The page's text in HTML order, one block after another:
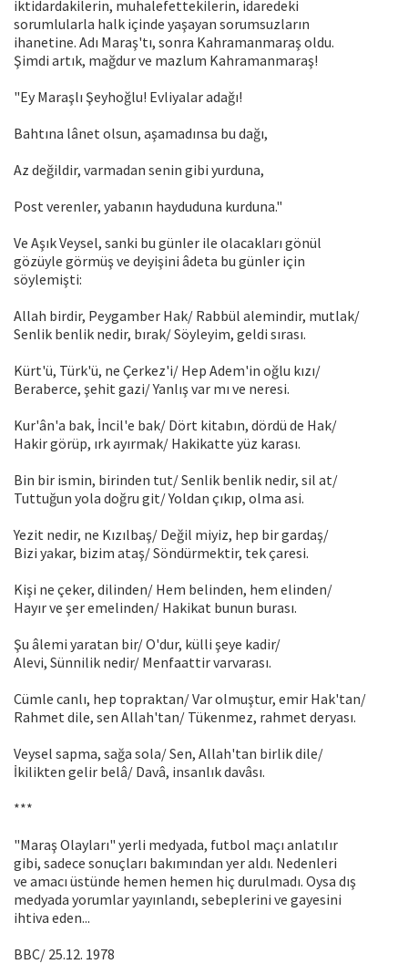
iktidardakilerin, muhalefettekilerin, idaredeki
sorumlularla halk içinde yaşayan sorumsuzların
ihanetine. Adı Maraş'tı, sonra Kahramanmaraş oldu.
Şimdi artık, mağdur ve mazlum Kahramanmaraş!
"Ey Maraşlı Şeyhoğlu! Evliyalar adağı!
Bahtına lânet olsun, aşamadınsa bu dağı,
Az değildir, varmadan senin gibi yurduna,
Post verenler, yabanın hayduduna kurduna."
Ve Aşık Veysel, sanki bu günler ile olacakları gönül
gözüyle görmüş ve deyişini âdeta bu günler için
söylemişti:
Allah birdir, Peygamber Hak/ Rabbül alemindir, mutlak/
Senlik benlik nedir, bırak/ Söyleyim, geldi sırası.
Kürt'ü, Türk'ü, ne Çerkez'i/ Hep Adem'in oğlu kızı/
Beraberce, şehit gazi/ Yanlış var mı ve neresi.
Kur'ân'a bak, İncil'e bak/ Dört kitabın, dördü de Hak/
Hakir görüp, ırk ayırmak/ Hakikatte yüz karası.
Bin bir ismin, birinden tut/ Senlik benlik nedir, sil at/
Tuttuğun yola doğru git/ Yoldan çıkıp, olma asi.
Yezit nedir, ne Kızılbaş/ Değil miyiz, hep bir gardaş/
Bizi yakar, bizim ataş/ Söndürmektir, tek çaresi.
Kişi ne çeker, dilinden/ Hem belinden, hem elinden/
Hayır ve şer emelinden/ Hakikat bunun burası.
Şu âlemi yaratan bir/ O'dur, külli şeye kadir/
Alevi, Sünnilik nedir/ Menfaattir varvarası.
Cümle canlı, hep topraktan/ Var olmuştur, emir Hak'tan/
Rahmet dile, sen Allah'tan/ Tükenmez, rahmet deryası.
Veysel sapma, sağa sola/ Sen, Allah'tan birlik dile/
İkilikten gelir belâ/ Davâ, insanlık davâsı.
***
"Maraş Olayları" yerli medyada, futbol maçı anlatılır
gibi, sadece sonuçları bakımından yer aldı. Nedenleri
ve amacı üstünde hemen hemen hiç durulmadı. Oysa dış
medyada yorumlar yayınlandı, sebeplerini ve gayesini
ihtiva eden...
BBC/ 25.12. 1978